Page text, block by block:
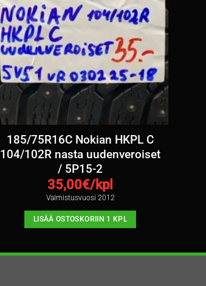
185/75R16C Nokian HKPL C
104/102R nasta uudenveroiset
/ 5P15-2
35,00€/kpl
Valmistusvuosi 2012
LISÄÄ OSTOSKORIIN 1 KPL